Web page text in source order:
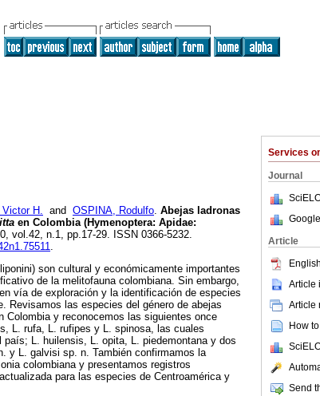
Services
Journal
Article
Article
Article
How
Send
H. and OSPINA, Rodulfo. Abejas ladronas
en Colombia (Hymenoptera: Apidae:
vol.42, n.1, pp.17-29. ISSN 0366-5232.
.
son cultural y económicamente importantes
de la melitofauna colombiana. Sin embargo,
vía de exploración y la identificación de especies
Revisamos las especies del género de abejas
Colombia y reconocemos las siguientes once
L. rufa, L. rufipes y L. spinosa, las cuales
país; L. huilensis, L. opita, L. piedemontana y dos
y L. galvisi sp. n. También confirmamos la
colombiana y presentamos registros
para las especies de Centroamérica y